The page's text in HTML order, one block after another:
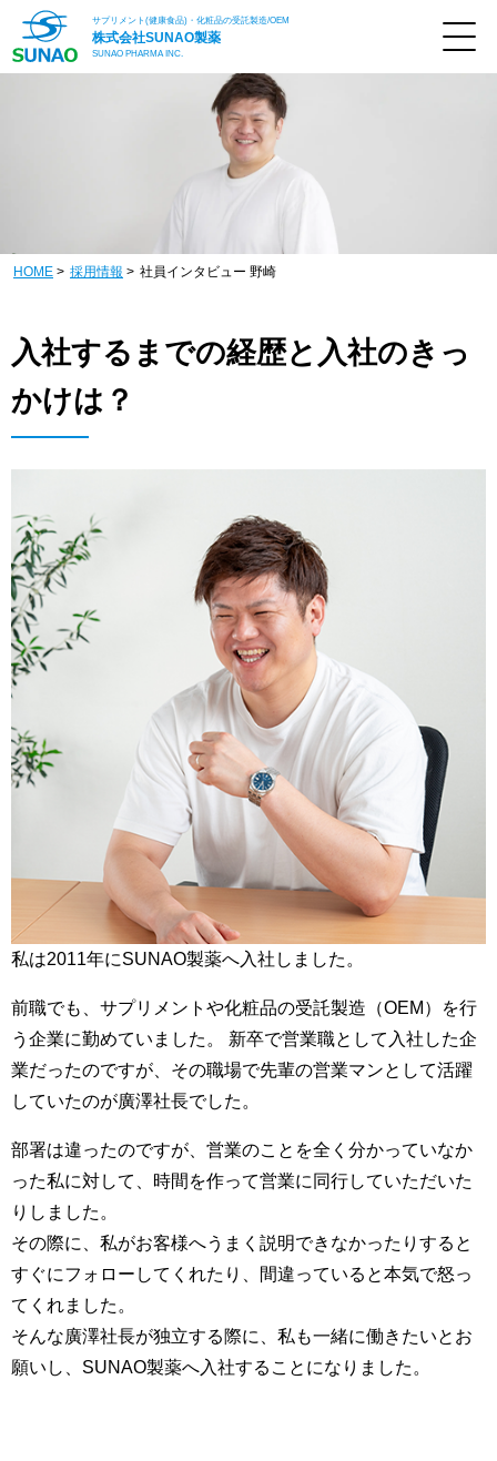
株式会社SUNAO製薬
サプリメント(健康食品)・化粧品の受託製造/OEM
SUNAO PHARMA INC.
HOME 採用情報 社員インタビュー 野崎
入社するまでの経歴と入社のきっ
かけは？
私は2011年にSUNAO製薬へ入社しました。
前職でも、サプリメントや化粧品の受託製造（OEM）を行
う企業に勤めていました。 新卒で営業職として入社した企
業だったのですが、その職場で先輩の営業マンとして活躍
していたのが廣澤社長でした。
部署は違ったのですが、営業のことを全く分かっていなか
った私に対して、時間を作って営業に同行していただいた
りしました。
その際に、私がお客様へうまく説明できなかったりすると
すぐにフォローしてくれたり、間違っていると本気で怒っ
てくれました。
そんな廣澤社長が独立する際に、私も一緒に働きたいとお
願いし、SUNAO製薬へ入社することになりました。